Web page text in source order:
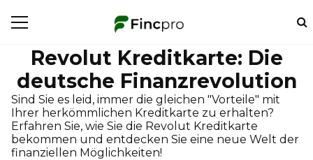
Revolut Kreditkarte: Die
deutsche Finanzrevolution
Sind Sie es leid, immer die gleichen "Vorteile" mit
Ihrer herkömmlichen Kreditkarte zu erhalten?
Erfahren Sie, wie Sie die Revolut Kreditkarte
bekommen und entdecken Sie eine neue Welt der
finanziellen Möglichkeiten!